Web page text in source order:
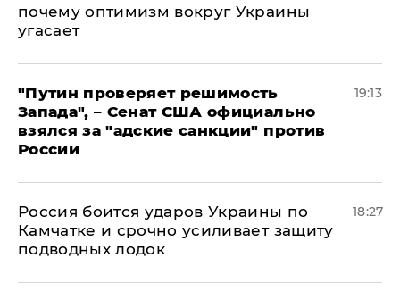
почему оптимизм вокруг Украины
угасает
"Путин проверяет решимость
Запада", – Сенат США официально
взялся за "адские санкции" против
России
19:13
Россия боится ударов Украины по
Камчатке и срочно усиливает защиту
подводных лодок
18:27